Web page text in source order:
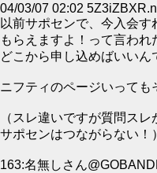
04/03/07 02:02
以前サポセンで、今入会
もらえますよ！って言われ
どこから申し込めばいいん
ニフティのページいっても
（スレ違いですが質問ス
サポセンはつながらない！）
163:名無しさん